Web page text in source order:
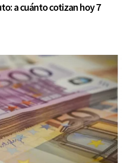
a cuánto cotizan hoy 7